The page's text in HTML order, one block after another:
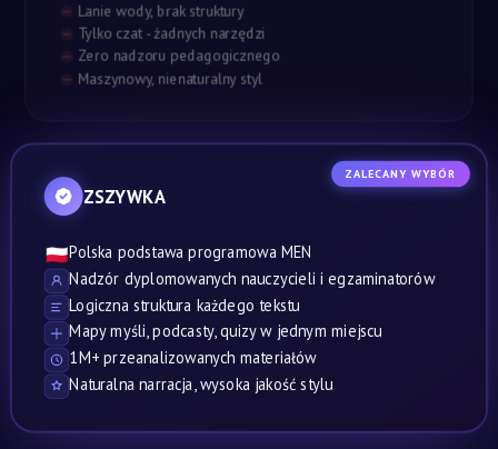
Lanie wody, brak struktury
Tylko czat - żadnych narzędzi
Zero nadzoru pedagogicznego
Maszynowy, nienaturalny styl
ZALECANY WYBÓR
ZSZYWKA
🇵🇱Polska podstawa programowa MEN
Nadzór dyplomowanych nauczycieli i egzaminatorów
Logiczna struktura każdego tekstu
Mapy myśli, podcasty, quizy w jednym miejscu
1M+ przeanalizowanych materiałów
Naturalna narracja, wysoka jakość stylu